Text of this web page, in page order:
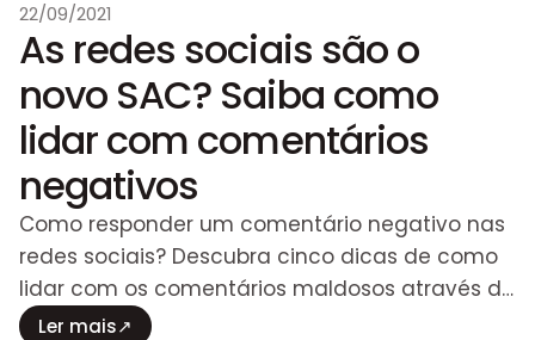
22/09/2021
As redes sociais são o
novo SAC? Saiba como
lidar com comentários
negativos
Como responder um comentário negativo nas
redes sociais? Descubra cinco dicas de como
lidar com os comentários maldosos através do
SAC nas redes sociais.
Ler mais↗